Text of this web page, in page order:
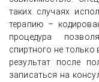
таких случаях
терапию –
процедура
спиртного не только
результат после
записаться на